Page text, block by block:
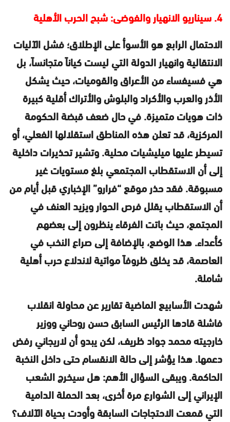
4. سيناريو الانهيار والفوضى: شبح الحرب الأهلية
الاحتمال الرابع هو الأسوأ على الإطلاق؛ فشل الآليات
الانتقالية وانهيار الدولة التي ليست كياناً متجانساً، بل
هي فسيفساء من الأعراق والقوميات، حيث يشكل
الأذر والعرب والأكراد والبلوش والأتراك أقلية كبيرة
ذات هويات متميزة. في حال ضعف قبضة الحكومة
المركزية، قد تعلن هذه المناطق استقلالها الفعلي، أو
تسيطر عليها ميليشيات محلية. وتشير تحذيرات داخلية
إلى أن الاستقطاب المجتمعي بلغ مستويات غير
مسبوقة. فقد حذر موقع “فرارو” الإخباري قبل أيام من
أن الاستقطاب يقلل فرص الحوار ويزيد العنف في
المجتمع، حيث باتت الفرقاء ينظرون إلى بعضهم
كأعداء. هذا الوضع، بالإضافة إلى صراع النخب في
العاصمة، قد يخلق ظروفاً مواتية لاندلاع حرب أهلية
شاملة.
شهدت الأسابيع الماضية تقارير عن محاولة انقلاب
فاشلة قادها الرئيس السابق حسن روحاني ووزير
خارجيته محمد جواد ظريف، لكن يبدو أن لاريجاني رفض
دعمها. هذا يؤشر إلى حالة الانقسام حتى داخل النخبة
الحاكمة. ويبقى السؤال الأهم: هل سيخرج الشعب
الإيراني إلى الشوارع مرة أخرى، بعد الحملة الدامية
التي قمعت الاحتجاجات السابقة وأودت بحياة الآلاف؟